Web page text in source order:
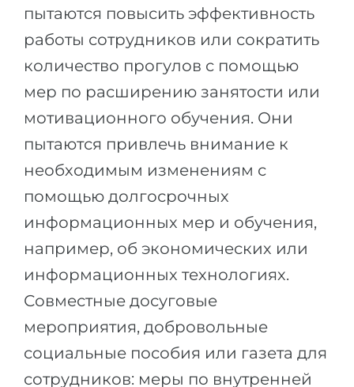
пытаются повысить эффективность
работы сотрудников или сократить
количество прогулов с помощью
мер по расширению занятости или
мотивационного обучения. Они
пытаются привлечь внимание к
необходимым изменениям с
помощью долгосрочных
информационных мер и обучения,
например, об экономических или
информационных технологиях.
Совместные досуговые
мероприятия, добровольные
социальные пособия или газета для
сотрудников: меры по внутренней